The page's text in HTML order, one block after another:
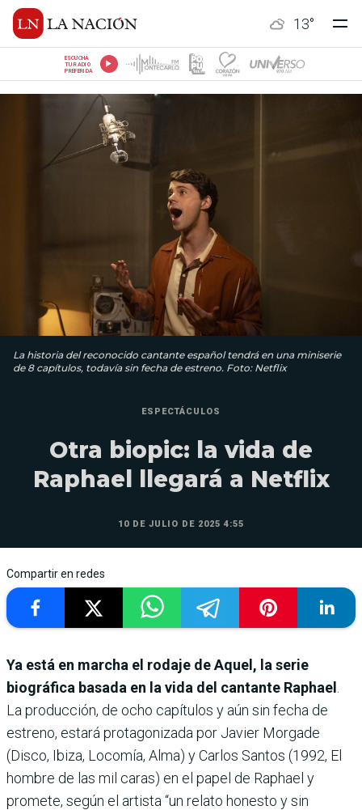
13°
ESCUCHÁ
TU RADIO
PREFERIDA
La historia del reconocido cantante español tendrá en una miniserie
de 8 capítulos, todavía sin fecha de estreno. Foto: Netflix
ESPECTÁCULOS
Otra biopic: la vida de
Raphael llegará a Netflix
10 DE JULIO DE 2025 4:55
Compartir en redes
Ya está en marcha el rodaje de Aquel, la serie
biográfica basada en la vida del cantante Raphael
La producción, de ocho capítulos y aún sin fecha de
estreno, estará protagonizada por Javier Morgade
(Disco, Ibiza, Locomía, Alma) y Carlos Santos (1992, El
hombre de las mil caras) en el papel de Raphael y
promete, según el artista “un relato honesto y sin